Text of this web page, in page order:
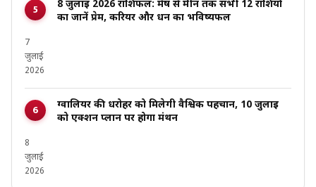
8 जुलाई 2026 राशिफल: मेष से मीन तक सभी 12 राशियों
का जानें प्रेम, करियर और धन का भविष्यफल
7
जुलाई
2026
ग्वालियर की धरोहर को मिलेगी वैश्विक पहचान, 10 जुलाई
को एक्शन प्लान पर होगा मंथन
8
जुलाई
2026